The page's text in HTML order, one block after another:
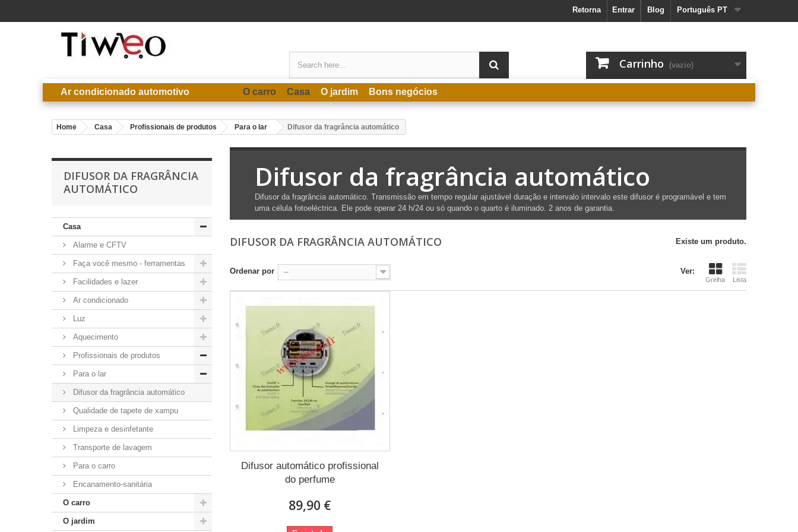
Português PT
Blog
Entrar
Retorna
Carrinho (vazio)
Ar condicionado automotivo O carro Casa O jardim Bons negócios
Home Casa Profissionais de produtos Para o lar Difusor da fragrância automático
DIFUSOR DA FRAGRÂNCIA
AUTOMÁTICO
Casa
Alarme e CFTV
Faça você mesmo - ferramentas
Facilidades e lazer
Ar condicionado
Luz
Aquecimento
Profissionais de produtos
Para o lar
Difusor da fragrância automático
Qualidade de tapete de xampu
Limpeza e desinfetante
Transporte de lavagem
Para o carro
Encanamento-sanitária
O carro
O jardim
Difusor da fragrância automático
Difusor da fragrância automático. Transmissão em tempo regular ajustável duração e intervalo intervalo este difusor é programável e tem
uma célula fotoeléctrica. Ele pode operar 24 h/24 ou só quando o quarto é iluminado. 2 anos de garantia.
DIFUSOR DA FRAGRÂNCIA AUTOMÁTICO Existe um produto.
Ver:
Grelha Lista
Ordenar por --
Difusor automático profissional
do perfume
89,90 €